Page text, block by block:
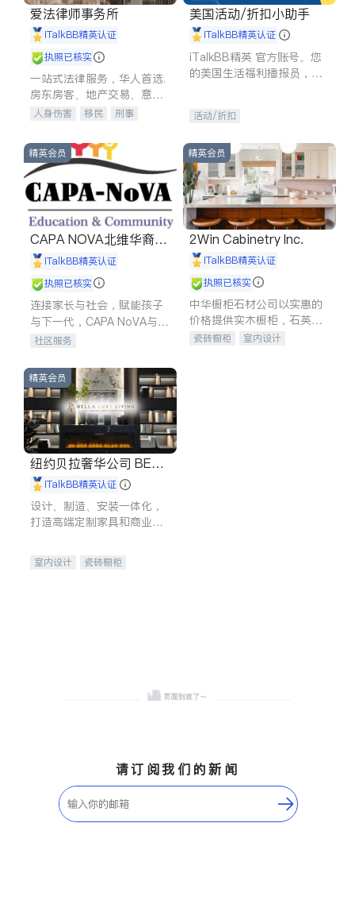
爱法律师事务所
iTalkBB精英认证
执照已核实
一站式法律服务，华人首选.
房东房客、地产交易、意外
伤害、车祸重伤、商业诉
建筑合同、刑事案件全包办
人身伤害 移民
刑事
信托/遗嘱
商业
索赔
律师-其它 保释
美国活动/折扣小助手
iTalkBB精英认证
iTalkBB精英 官方账号。您
的美国生活福利播报员，精
专属福利。
活动/折扣
精英会员
CAPA NOVA北维华裔家
长会iTalkBB精英认证
执照已核实
连接家长与社会，赋能孩子
与下一代，CAPA NoVA与您
携手建设包容、公平、充满
社区服务
精英会员
2Win Cabinetry Inc.
iTalkBB精英认证
执照已核实
中华橱柜石材公司以实惠的
价格提供实木橱柜，石英石
台面，多种优质不锈钢水
瓷砖橱柜
室内设计
精英会员
纽约贝拉奢华公司 BELL
A LUXE
iTalkBB精英认证
设计、制造、安装一体化，
打造高端定制家具和商业空
室内设计
瓷砖橱柜
请订阅我们的新闻